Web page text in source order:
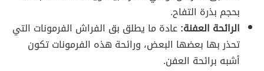
بحجم بذرة التفاح.
الرائحة العفنة:عادة ما يطلق بق الفراش الفرمونات التي
تحذر بها بعضها البعض، ورائحة هذه الفرمونات تكون
أشبه برائحة العفن.